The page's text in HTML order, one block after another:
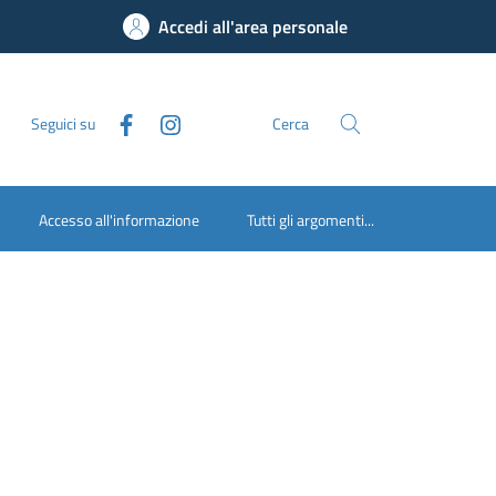
Accedi all'area personale
Seguici su Cerca
Accesso all'informazione Tutti gli argomenti...